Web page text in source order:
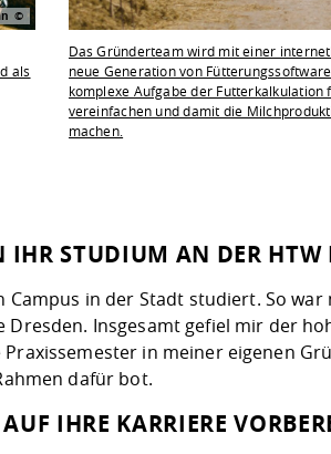
als
Das Gründerteam wird mit einer
neue Generation von
komplexe Aufgabe der Futterkalkulation
vereinfachen und damit die
machen.
STUDIUM AN DER HTW
Campus in der Stadt studiert. So
Insgesamt gefiel mir der
in meiner eigenen
dafür bot.
IHRE KARRIERE